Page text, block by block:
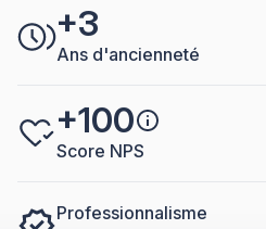
+3
Ans d'ancienneté
+100
Score NPS
Professionnalisme